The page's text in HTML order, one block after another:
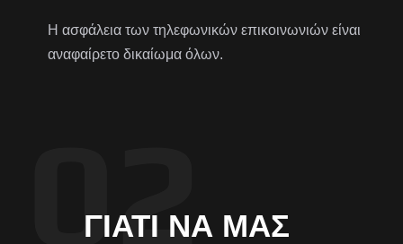
Η ασφάλεια των τηλεφωνικών επικοινωνιών είναι
αναφαίρετο δικαίωμα όλων.
ΓΙΑΤΊ ΝΑ ΜΑΣ